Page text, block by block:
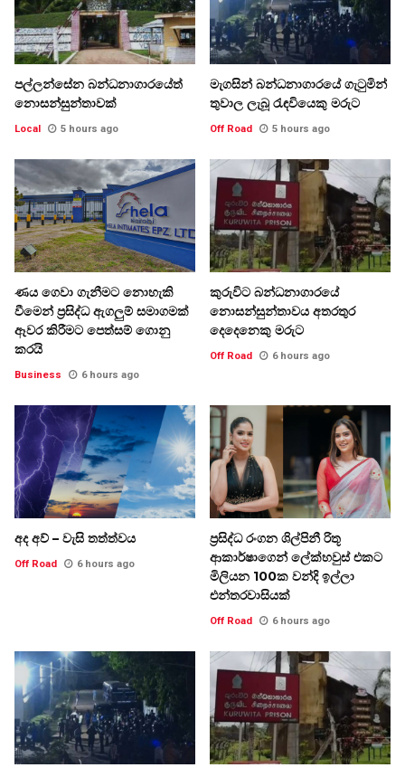
පල්ලන්සේන බන්ධනාගාරයේත්
නොසන්සුන්තාවක්
Local 5 hours ago
මැගසින් බන්ධනාගාරයේ ගැටුමින්
තුවාල ලැබූ රැඳවියෙකු මරුට
Off Road 5 hours ago
ණය ගෙවා ගැනීමට නොහැකි
වීමෙන් ප්‍රසිද්ධ ඇගලුම් සමාගමක්
ඈවර කිරීමට පෙත්සම් ගොනු
කරයි
Business 6 hours ago
කුරුවිට බන්ධනාගාරයේ
නොසන්සුන්තාවය අතරතුර
දෙදෙනෙකු මරුට
Off Road 6 hours ago
අද අව් – වැසි තත්ත්වය
Off Road 6 hours ago
ප්‍රසිද්ධ රංගන ශිල්පිනී රිතූ
ආකාර්ෂාගෙන් ලේක්හවුස් එකට
මිලියන 100ක වන්දි ඉල්ලා
එන්තරවාසියක්
Off Road 6 hours ago